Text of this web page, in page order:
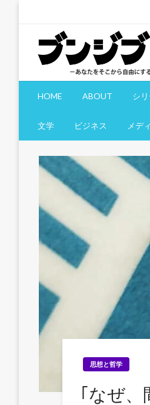
ブンジブ
文慈部：あなたをそこか
HOME ABOUT シ
文学 ビジネス メデ
思想と哲学
｢なぜ、